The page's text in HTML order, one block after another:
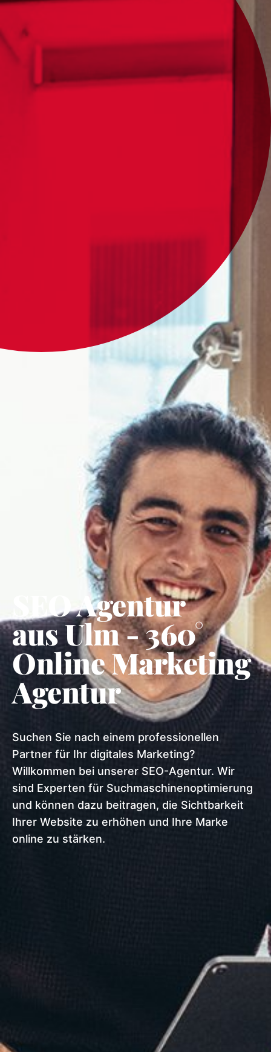
SEO Agentur
aus Ulm - 360°
Online Marketing
Agentur
Suchen Sie nach einem professionellen
Partner für Ihr digitales Marketing?
Willkommen bei unserer SEO-Agentur. Wir
sind Experten für Suchmaschinenoptimierung
und können dazu beitragen, die Sichtbarkeit
Ihrer Website zu erhöhen und Ihre Marke
online zu stärken.